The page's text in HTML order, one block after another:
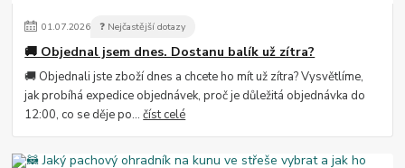
01.07.2026 ❓ Nejčastější dotazy
🚚 Objednal jsem dnes. Dostanu balík už zítra?
🚚 Objednali jste zboží dnes a chcete ho mít už zítra? Vysvětlíme,
jak probíhá expedice objednávek, proč je důležitá objednávka do
12:00, co se děje po...číst celé